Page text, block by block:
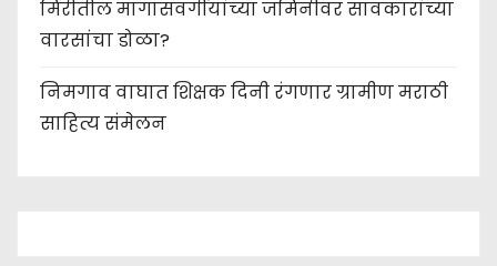
मिरीतील मागासवर्गीयांच्या जमिनीवर सावकारांच्या
वारसांचा डोळा?
निमगाव वाघात शिक्षक दिनी रंगणार ग्रामीण मराठी
साहित्य संमेलन